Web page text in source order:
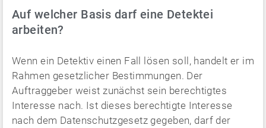
Auf welcher Basis darf eine Detektei
arbeiten?
Wenn ein Detektiv einen Fall lösen soll, handelt er im
Rahmen gesetzlicher Bestimmungen. Der
Auftraggeber weist zunächst sein berechtigtes
Interesse nach. Ist dieses berechtigte Interesse
nach dem Datenschutzgesetz gegeben, darf der